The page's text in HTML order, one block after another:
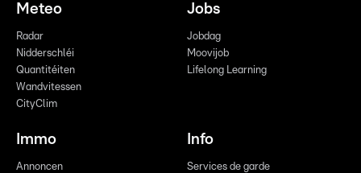
Meteo
Radar
Nidderschléi
Quantitéiten
Wandvitessen
CityClim
Jobs
Jobdag
Moovijob
Lifelong Learning
Immo
Annoncen
Info
Services de garde